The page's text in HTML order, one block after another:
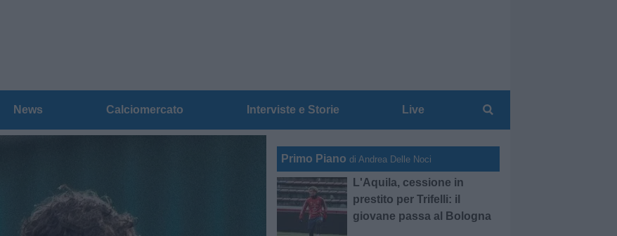
News Calciomercato Interviste e Storie Live
Serie D Primo Piano di Andrea Delle Noci
L'Aquila, cessione in
prestito per Trifelli: il
giovane passa al Bologna